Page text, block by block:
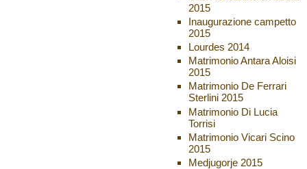
2015
Inaugurazione campetto
2015
Lourdes 2014
Matrimonio Antara Aloisi
2015
Matrimonio De Ferrari
Sterlini 2015
Matrimonio Di Lucia
Torrisi
Matrimonio Vicari Scino
2015
Medjugorje 2015